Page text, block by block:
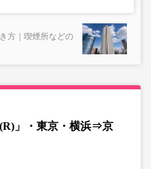
方｜喫煙所などの
(R)」・東京・横浜⇒京